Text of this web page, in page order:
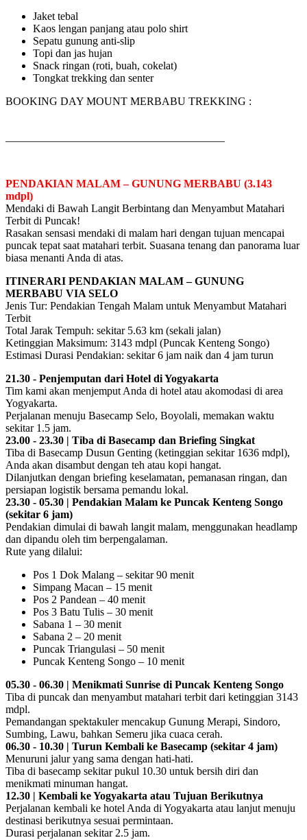
Jaket tebal
Kaos lengan panjang atau polo shirt
Sepatu gunung anti-slip
Topi dan jas hujan
Snack ringan (roti, buah, cokelat)
Tongkat trekking dan senter
BOOKING DAY MOUNT MERBABU TREKKING :
PENDAKIAN MALAM – GUNUNG MERBABU (3.143
mdpl)
Mendaki di Bawah Langit Berbintang dan Menyambut Matahari
Terbit di Puncak!
Rasakan sensasi mendaki di malam hari dengan tujuan mencapai
puncak tepat saat matahari terbit. Suasana tenang dan panorama luar
biasa menanti Anda di atas.
ITINERARI PENDAKIAN MALAM – GUNUNG
MERBABU VIA SELO
Jenis Tur: Pendakian Tengah Malam untuk Menyambut Matahari
Terbit
Total Jarak Tempuh: sekitar 5.63 km (sekali jalan)
Ketinggian Maksimum: 3143 mdpl (Puncak Kenteng Songo)
Estimasi Durasi Pendakian: sekitar 6 jam naik dan 4 jam turun
21.30 - Penjemputan dari Hotel di Yogyakarta
Tim kami akan menjemput Anda di hotel atau akomodasi di area
Yogyakarta.
Perjalanan menuju Basecamp Selo, Boyolali, memakan waktu
sekitar 1.5 jam.
23.00 - 23.30 | Tiba di Basecamp dan Briefing Singkat
Tiba di Basecamp Dusun Genting (ketinggian sekitar 1636 mdpl),
Anda akan disambut dengan teh atau kopi hangat.
Dilanjutkan dengan briefing keselamatan, pemanasan ringan, dan
persiapan logistik bersama pemandu lokal.
23.30 - 05.30 | Pendakian Malam ke Puncak Kenteng Songo
(sekitar 6 jam)
Pendakian dimulai di bawah langit malam, menggunakan headlamp
dan dipandu oleh tim berpengalaman.
Rute yang dilalui:
Pos 1 Dok Malang – sekitar 90 menit
Simpang Macan – 15 menit
Pos 2 Pandean – 40 menit
Pos 3 Batu Tulis – 30 menit
Sabana 1 – 30 menit
Sabana 2 – 20 menit
Puncak Triangulasi – 50 menit
Puncak Kenteng Songo – 10 menit
05.30 - 06.30 | Menikmati Sunrise di Puncak Kenteng Songo
Tiba di puncak dan menyambut matahari terbit dari ketinggian 3143
mdpl.
Pemandangan spektakuler mencakup Gunung Merapi, Sindoro,
Sumbing, Lawu, bahkan Semeru jika cuaca cerah.
06.30 - 10.30 | Turun Kembali ke Basecamp (sekitar 4 jam)
Menuruni jalur yang sama dengan hati-hati.
Tiba di basecamp sekitar pukul 10.30 untuk bersih diri dan
menikmati minuman hangat.
12.30 | Kembali ke Yogyakarta atau Tujuan Berikutnya
Perjalanan kembali ke hotel Anda di Yogyakarta atau lanjut menuju
destinasi berikutnya sesuai permintaan.
Durasi perjalanan sekitar 2.5 jam.